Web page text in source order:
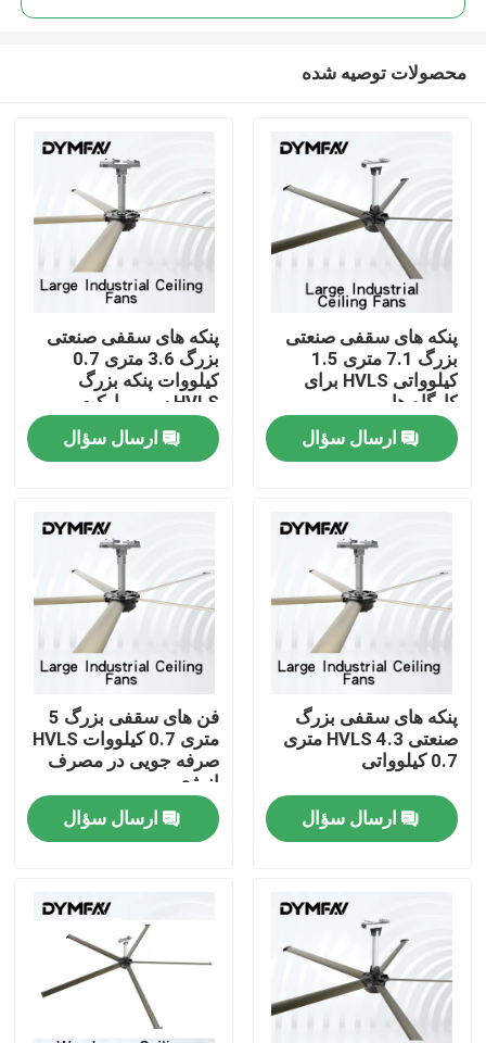
صفحه اصلی
تور کارخانه
کنترل کیفیت
با ما تماس بگیرید
درخواست نقل قول
فن های صنعتی HVLS
فن های تجاری HVLS
محصولات توصیه شده
پنکه های سقفی صنعتی
بزرگ 7.1 متری 1.5
کیلوواتی HVLS برای
کارگاه ها
ارسال سؤال
پنکه های سقفی صنعتی
بزرگ 3.6 متری 0.7
کیلووات پنکه بزرگ
HVLS سوپرمارکت
ارسال سؤال
پنکه های سقفی بزرگ
صنعتی HVLS 4.3 متری
0.7 کیلوواتی
ارسال سؤال
فن های سقفی بزرگ 5
متری 0.7 کیلووات HVLS
صرفه جویی در مصرف
انرژی
ارسال سؤال